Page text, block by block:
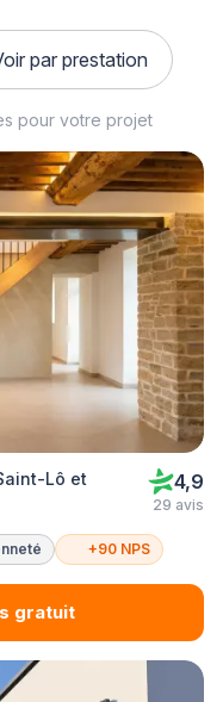
par prestation
pour votre projet
Lô et
4,9
29 avis
+90 NPS
gratuit